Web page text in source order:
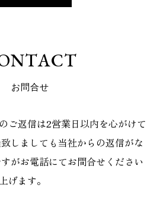
NTACT
お問合せ
ご返信は2営業日以内を心がけて
しましても当社からの返信がな
がお電話にてお問合せください
げます。